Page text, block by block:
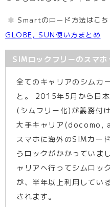
Smartのロード方法はこ
GLOBE, SUN使い方まとめ
SIMロックフリーのスマホ
全てのキャリアのシムカ
と。 2015年5月から日
(シムフリー化)が義務付
大手キャリア(docomo,
スマホに海外のSIMカー
うロックがかかっていま
ャリアへ行ってシムロッ
が、半年以上利用してい
されます。